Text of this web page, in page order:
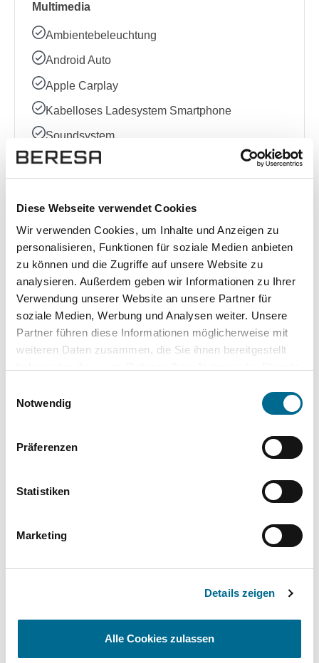
Diese Webseite verwendet Cookies
Wir verwenden Cookies, um Inhalte und Anzeigen zu
personalisieren, Funktionen für soziale Medien anbieten
zu können und die Zugriffe auf unsere Website zu
analysieren. Außerdem geben wir Informationen zu Ihrer
Verwendung unserer Website an unsere Partner für
soziale Medien, Werbung und Analysen weiter. Unsere
Partner führen diese Informationen möglicherweise mit
weiteren Daten zusammen, die Sie ihnen bereitgestellt
Cookies, wenn Sie unsere Webseite weiterhin nutzen.
Notwendig
Präferenzen
Statistiken
Marketing
Details zeigen
Alle Cookies zulassen
Multimedia
Ambientebeleuchtung
Android Auto
Apple Carplay
Kabelloses Ladesystem Smartphone
Soundsystem
USB-Anschluss
Bordcomputer
DAB Radio
Multifunktionslenkrad
Radio
Sprachsteuerung
Volldigitales Kombiinstrument
Schaltwippen